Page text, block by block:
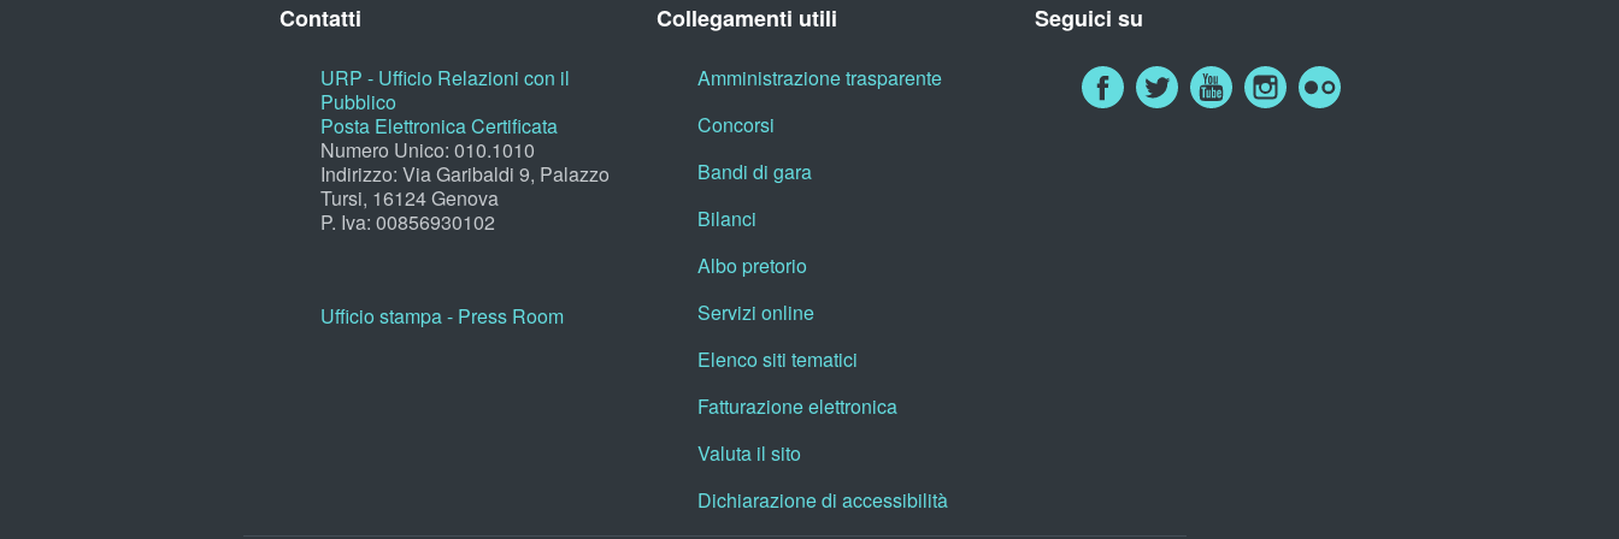
Contatti
URP - Ufficio Relazioni con il
Pubblico
Posta Elettronica Certificata
Numero Unico: 010.1010
Indirizzo: Via Garibaldi 9, Palazzo
Tursi, 16124 Genova
P. Iva: 00856930102
Ufficio stampa - Press Room
Collegamenti utili
Amministrazione trasparente
Concorsi
Bandi di gara
Bilanci
Albo pretorio
Servizi online
Elenco siti tematici
Fatturazione elettronica
Valuta il sito
Dichiarazione di accessibilità
Seguici su